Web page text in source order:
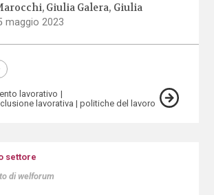
Giulia Galera Giulia
maggio 2023
lavorativo
lavorativa
politiche del lavoro
settore
di welforum